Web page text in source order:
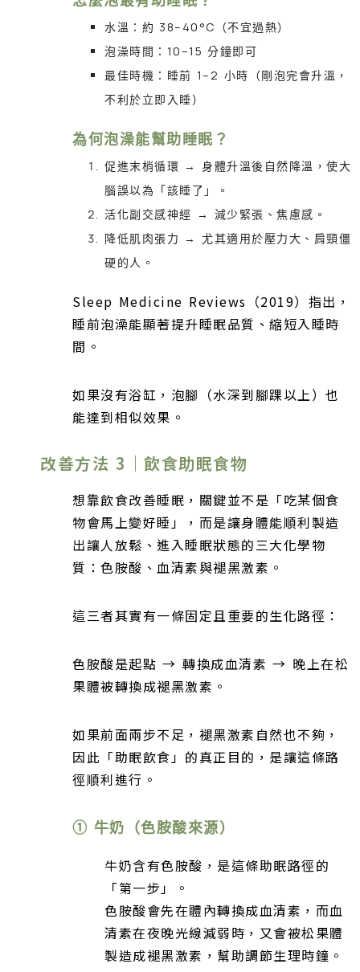
水溫：約 38–40°C（不宜過熱）
泡澡時間：10–15 分鐘即可
最佳時機：睡前 1–2 小時（剛泡完會升溫，
不利於立即入睡）
為何泡澡能幫助睡眠？
促進末梢循環 → 身體升溫後自然降溫，使大
腦誤以為「該睡了」。
活化副交感神經 → 減少緊張、焦慮感。
降低肌肉張力 → 尤其適用於壓力大、肩頸僵
硬的人。
Sleep Medicine Reviews（2019）指出，
睡前泡澡能顯著提升睡眠品質、縮短入睡時
間。
如果沒有浴缸，泡腳（水深到腳踝以上）也
能達到相似效果。
改善方法 3｜飲食助眠食物
想靠飲食改善睡眠，關鍵並不是「吃某個食
物會馬上變好睡」，而是讓身體能順利製造
出讓人放鬆、進入睡眠狀態的三大化學物
質：色胺酸、血清素與褪黑激素。
這三者其實有一條固定且重要的生化路徑：
色胺酸是起點 → 轉換成血清素 → 晚上在松
果體被轉換成褪黑激素。
如果前面兩步不足，褪黑激素自然也不夠，
因此「助眠飲食」的真正目的，是讓這條路
徑順利進行。
① 牛奶（色胺酸來源）
牛奶含有色胺酸，是這條助眠路徑的
「第一步」。
色胺酸會先在體內轉換成血清素，而血
清素在夜晚光線減弱時，又會被松果體
製造成褪黑激素，幫助調節生理時鐘。